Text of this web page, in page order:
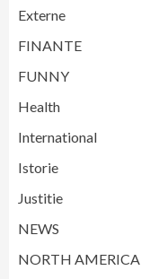
Externe
FINANTE
FUNNY
Health
International
Istorie
Justitie
NEWS
NORTH AMERICA